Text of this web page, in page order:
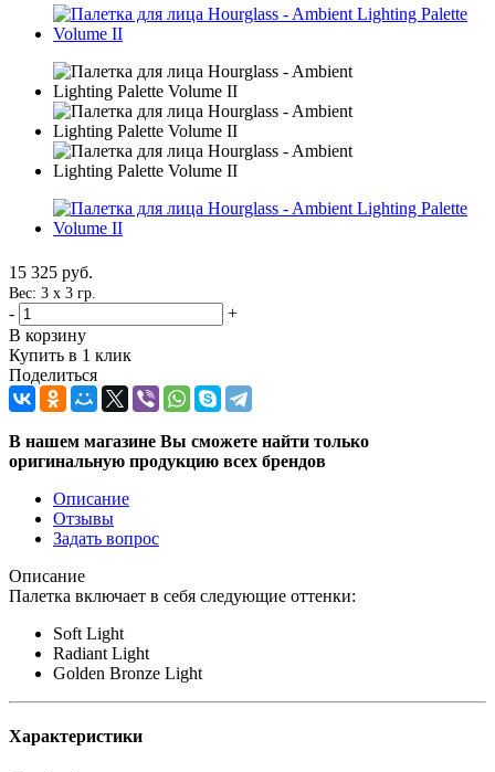
15 325 руб.
Вес: 3 x 3 гр.
-
+
В корзину
Купить в 1 клик
Поделиться
В нашем магазине Вы сможете найти только
оригинальную продукцию всех брендов
Описание
Отзывы
Задать вопрос
Описание
Палетка включает в себя следующие оттенки:
Soft Light
Radiant Light
Golden Bronze Light
Характеристики